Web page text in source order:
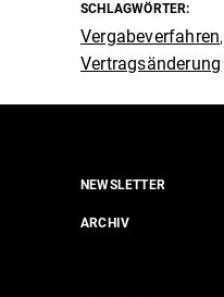
SCHLAGWÖRTER:
Vergabeverfahren,
Vertragsänderung
NEWSLETTER
ARCHIV